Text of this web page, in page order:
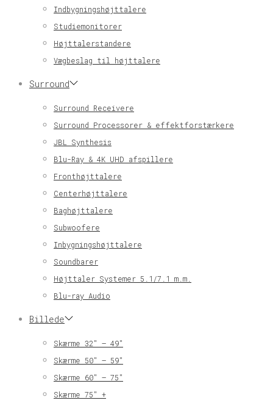
Indbygningshøjttalere
Studiemonitorer
Højttalerstandere
Vægbeslag til højttalere
Surround
Surround Receivere
Surround Processorer & effektforstærkere
JBL Synthesis
Blu-Ray & 4K UHD afspillere
Fronthøjttalere
Centerhøjttalere
Baghøjttalere
Subwoofere
Inbygningshøjttalere
Soundbarer
Højttaler Systemer 5.1/7.1 m.m.
Blu-ray Audio
Billede
Skærme 32″ – 49″
Skærme 50″ – 59″
Skærme 60″ – 75″
Skærme 75″ +